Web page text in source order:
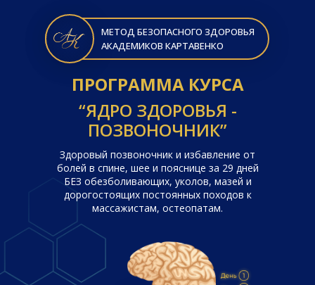
ПРОГРАММА КУРСА
“ЯДРО ЗДОРОВЬЯ -
ПОЗВОНОЧНИК”
Здоровый позвоночник и избавление от
болей в спине, шее и пояснице за 29 дней
БЕЗ обезболивающих, уколов, мазей и
дорогостоящих постоянных походов к
массажистам, остеопатам.
МЕТОД БЕЗОПАСНОГО ЗДОРОВЬЯ
АКАДЕМИКОВ КАРТАВЕНКО